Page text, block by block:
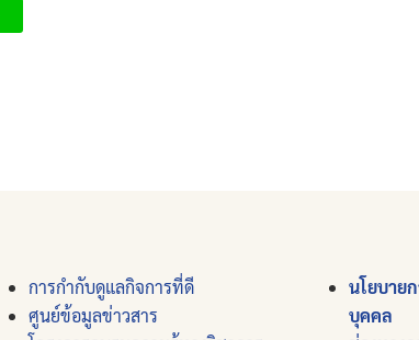
การกำกับดูแลกิจการที่ดี
ศูนย์ข้อมูลข่าวสาร
นโยบาย
บุคคล